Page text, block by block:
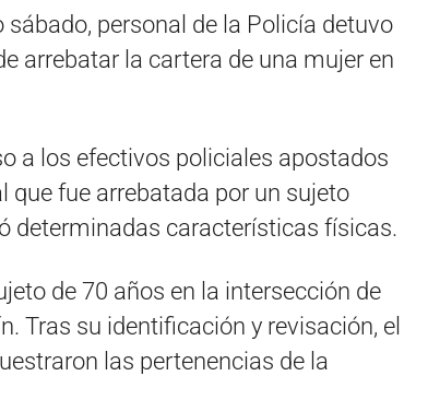
personal de la Policía detuvo
arrebatar la cartera de una mujer en
a los efectivos policiales apostados
que fue arrebatada por un sujeto
determinadas características físicas.
de 70 años en la intersección de
Tras su identificación y revisación, el
las pertenencias de la